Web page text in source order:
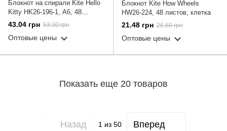
Блокнот на спирали Kite Hello
Kitty HK26-196-1, А6, 48
листов, нелинованный
43.04 грн 53.30 грн
Оптовые цены
Блокнот Kite How Wheels
HW26-224, 48 листов, клетка
21.48 грн 26.60 грн
Оптовые цены
Показать еще 20 товаров
Назад 1из 50 Вперед